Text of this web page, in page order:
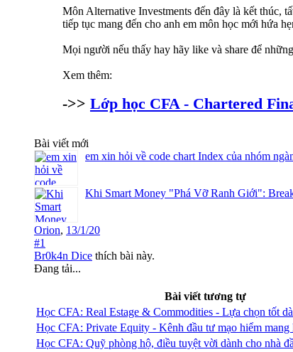
Môn Alternative Investments đến đây là kết thúc,
tiếp tục mang đến cho anh em môn học mới hứa
Mọi người nếu thấy hay hãy like và share để
Xem thêm:
->> Lớp học CFA - Chartered
Bài viết mới
em xin hỏi về code chart Index của nhóm
Khi Smart Money "Phá Vỡ Ranh Giới":
Orion, 13/1/20
#1
Br0k4n Dice thích bài này.
Đang tải...
Bài viết tương tự
Học CFA: Real Estage & Commodities - Lựa chọn tốt
Học CFA: Private Equity - Kênh đầu tư mạo hiểm mang
Học CFA: Quỹ phòng hộ, điều tuyệt vời dành cho nhà